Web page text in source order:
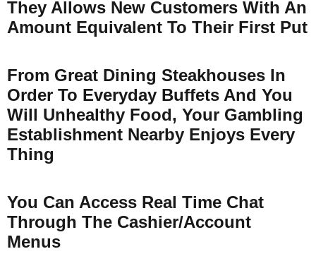
They Allows New Customers With An
Amount Equivalent To Their First Put
From Great Dining Steakhouses In
Order To Everyday Buffets And You
Will Unhealthy Food, Your Gambling
Establishment Nearby Enjoys Every
Thing
You Can Access Real Time Chat
Through The Cashier/Account
Menus